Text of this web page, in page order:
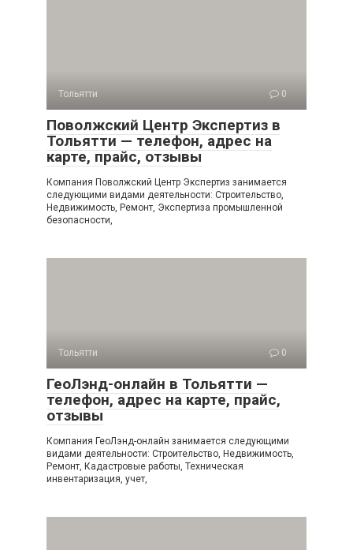
Тольятти 0
Поволжский Центр Экспертиз в
Тольятти — телефон, адрес на
карте, прайс, отзывы
Компания Поволжский Центр Экспертиз занимается
следующими видами деятельности: Строительство,
Недвижимость, Ремонт, Экспертиза промышленной
безопасности,
Тольятти 0
ГеоЛэнд-онлайн в Тольятти —
телефон, адрес на карте, прайс,
отзывы
Компания ГеоЛэнд-онлайн занимается следующими
видами деятельности: Строительство, Недвижимость,
Ремонт, Кадастровые работы, Техническая
инвентаризация, учет,